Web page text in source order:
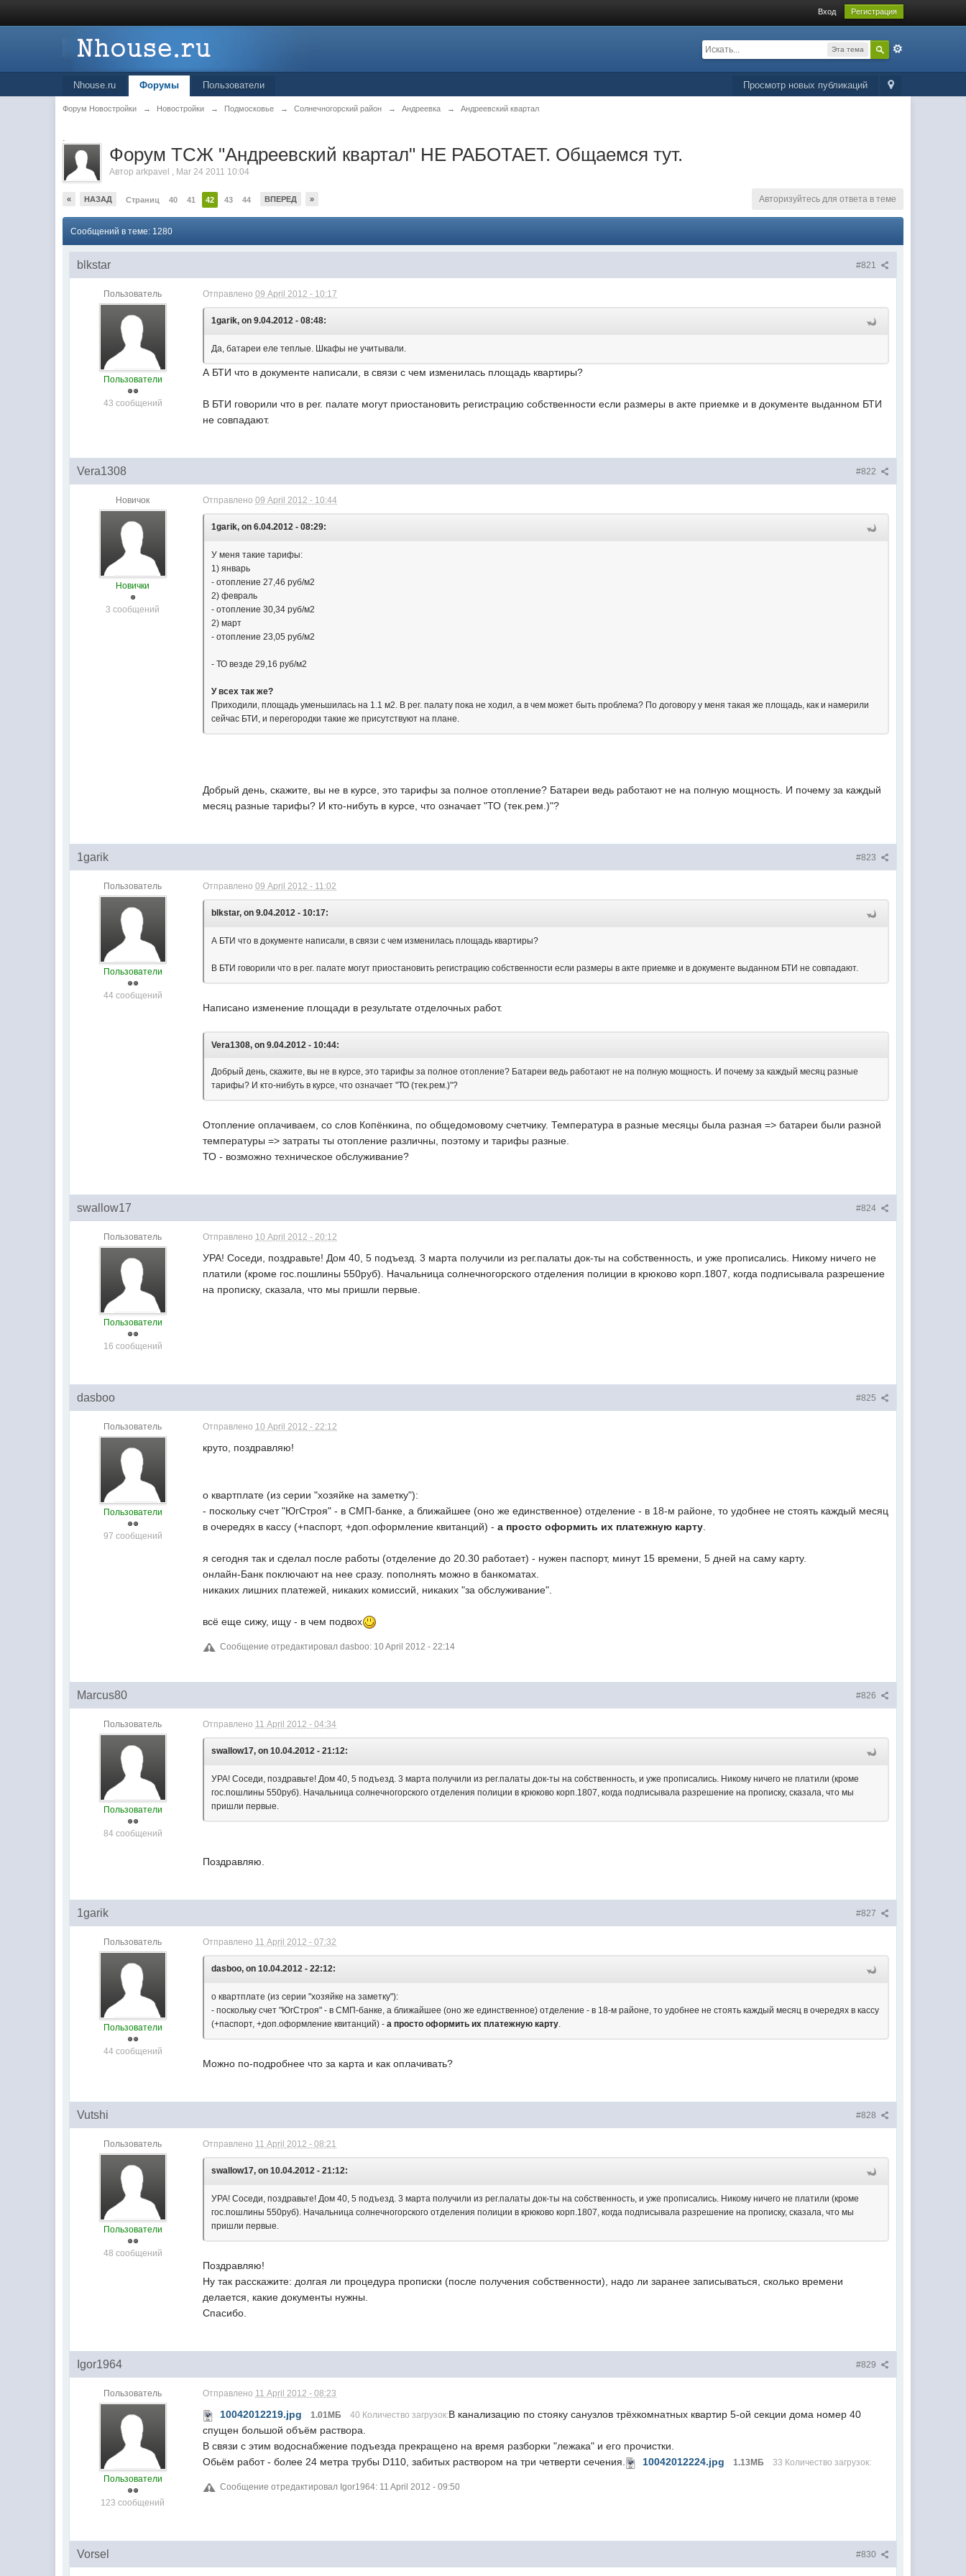
Вход Регистрация
Эта тема
Просмотр новых публикаций
Nhouse.ru Форумы Пользователи
Форум Новостройки → Новостройки → Подмосковье → Солнечногорский район → Андреевка → Андреевский квартал
.
Форум ТСЖ "Андреевский квартал" НЕ РАБОТАЕТ. Общаемся тут.
Авторarkpavel , Mar 24 2011 10:04
« НАЗАД Страниц 40 41 42 43 44 ВПЕРЕД » Авторизуйтесь для ответа в теме
Сообщений в теме: 1280
#821
blkstar
Пользователь
Пользователи
43 сообщений
Отправлено09 April 2012 - 10:17
1garik, on 9.04.2012 - 08:48:
Да, батареи еле теплые. Шкафы не учитывали.
А БТИ что в документе написали, в связи с чем изменилась площадь квартиры?
В БТИ говорили что в рег. палате могут приостановить регистрацию собственности если размеры в акте приемке и в документе выданном БТИ
не совпадают.
#822
Vera1308
Новичок
Новички
3 сообщений
Отправлено09 April 2012 - 10:44
1garik, on 6.04.2012 - 08:29:
У меня такие тарифы:
1) январь
- отопление 27,46 руб/м2
2) февраль
- отопление 30,34 руб/м2
2) март
- отопление 23,05 руб/м2
- ТО везде 29,16 руб/м2
У всех так же?
Приходили, площадь уменьшилась на 1.1 м2. В рег. палату пока не ходил, а в чем может быть проблема? По договору у меня такая же площадь, как и намерили
сейчас БТИ, и перегородки такие же присутствуют на плане.
Добрый день, скажите, вы не в курсе, это тарифы за полное отопление? Батареи ведь работают не на полную мощность. И почему за каждый
месяц разные тарифы? И кто-нибуть в курсе, что означает "ТО (тек.рем.)"?
#823
1garik
Пользователь
Пользователи
44 сообщений
Отправлено09 April 2012 - 11:02
blkstar, on 9.04.2012 - 10:17:
А БТИ что в документе написали, в связи с чем изменилась площадь квартиры?
В БТИ говорили что в рег. палате могут приостановить регистрацию собственности если размеры в акте приемке и в документе выданном БТИ не совпадают.
Написано изменение площади в результате отделочных работ.
Vera1308, on 9.04.2012 - 10:44:
Добрый день, скажите, вы не в курсе, это тарифы за полное отопление? Батареи ведь работают не на полную мощность. И почему за каждый месяц разные
тарифы? И кто-нибуть в курсе, что означает "ТО (тек.рем.)"?
Отопление оплачиваем, со слов Копёнкина, по общедомовому счетчику. Температура в разные месяцы была разная => батареи были разной
температуры => затраты ты отопление различны, поэтому и тарифы разные.
ТО - возможно техническое обслуживание?
#824
swallow17
Пользователь
Пользователи
16 сообщений
Отправлено 10 April 2012 - 20:12
УРА! Соседи, поздравьте! Дом 40, 5 подъезд. 3 марта получили из рег.палаты док-ты на собственность, и уже прописались. Никому ничего не
платили (кроме гос.пошлины 550руб). Начальница солнечногорского отделения полиции в крюково корп.1807, когда подписывала разрешение
на прописку, сказала, что мы пришли первые.
#825
dasboo
Пользователь
Пользователи
97 сообщений
Отправлено 10 April 2012 - 22:12
круто, поздравляю!
о квартплате (из серии "хозяйке на заметку"):
- поскольку счет "ЮгСтроя" - в СМП-банке, а ближайшее (оно же единственное) отделение - в 18-м районе, то удобнее не стоять каждый месяц
в очередях в кассу (+паспорт, +доп.оформление квитанций) -а просто оформить их платежную карту
я сегодня так и сделал после работы (отделение до 20.30 работает) - нужен паспорт, минут 15 времени, 5 дней на саму карту.
онлайн-Банк поключают на нее сразу. пополнять можно в банкоматах.
никаких лишних платежей, никаких комиссий, никаких "за обслуживание".
всё еще сижу, ищу - в чем подвох
Сообщение отредактировал dasboo: 10 April 2012 - 22:14
#826
Marcus80
Пользователь
Пользователи
84 сообщений
Отправлено 11 April 2012 - 04:34
swallow17, on 10.04.2012 - 21:12:
УРА! Соседи, поздравьте! Дом 40, 5 подъезд. 3 марта получили из рег.палаты док-ты на собственность, и уже прописались. Никому ничего не платили (кроме
гос.пошлины 550руб). Начальница солнечногорского отделения полиции в крюково корп.1807, когда подписывала разрешение на прописку, сказала, что мы
пришли первые.
Поздравляю.
#827
1garik
Пользователь
Пользователи
44 сообщений
Отправлено 11 April 2012 - 07:32
dasboo, on 10.04.2012 - 22:12:
о квартплате (из серии "хозяйке на заметку"):
- поскольку счет "ЮгСтроя" - в СМП-банке, а ближайшее (оно же единственное) отделение - в 18-м районе, то удобнее не стоять каждый месяц в очередях в кассу
(+паспорт, +доп.оформление квитанций) -а просто оформить их платежную карту.
Можно по-подробнее что за карта и как оплачивать?
#828
Vutshi
Пользователь
Пользователи
48 сообщений
Отправлено 11 April 2012 - 08:21
swallow17, on 10.04.2012 - 21:12:
УРА! Соседи, поздравьте! Дом 40, 5 подъезд. 3 марта получили из рег.палаты док-ты на собственность, и уже прописались. Никому ничего не платили (кроме
гос.пошлины 550руб). Начальница солнечногорского отделения полиции в крюково корп.1807, когда подписывала разрешение на прописку, сказала, что мы
пришли первые.
Поздравляю!
Ну так расскажите: долгая ли процедура прописки (после получения собственности), надо ли заранее записываться, сколько времени
делается, какие документы нужны.
Спасибо.
#829
Igor1964
Пользователь
Пользователи
123 сообщений
Отправлено 11 April 2012 - 08:23
10042012219.jpg 1.01МБ 40 Количество загрузок:В канализацию по стояку санузлов трёхкомнатных квартир 5-ой секции дома номер 40
спущен большой объём раствора.
В связи с этим водоснабжение подъезда прекращено на время разборки "лежака" и его прочистки.
Обьём работ - более 24 метра трубы D110, забитых раствором на три четверти сечения.
10042012224.jpg 1.13МБ 33 Количество загрузок:
Сообщение отредактировал Igor1964: 11 April 2012 - 09:50
#830
Vorsel